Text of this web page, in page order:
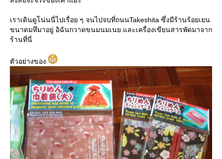
เราเดินดูโน่นนี่ไปเรื่อย ๆ จนไปจบที่ถนนTakeshita ซึ่งมีร้านร้อยเยน
ขนาดมหึมาอยู่ อิฉันกวาดขนมนมเนย และเครื่องเขียนสารพัดมาจาก
ร้านที่นี่
ตัวอย่างของ